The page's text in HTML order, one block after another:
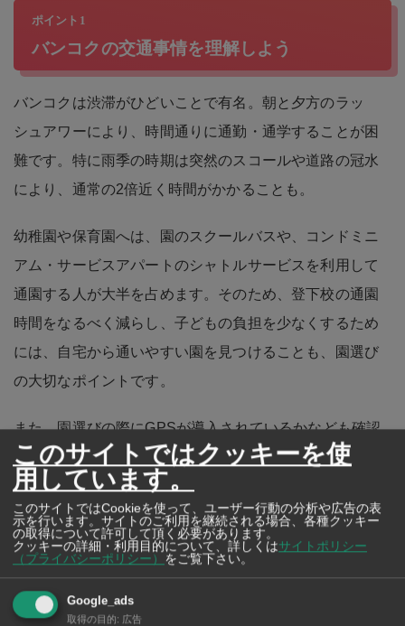
ポイント1
バンコクの交通事情を理解しよう
バンコクは渋滞がひどいことで有名。朝と夕方のラッ
シュアワーにより、時間通りに通勤・通学することが困
難です。特に雨季の時期は突然のスコールや道路の冠水
により、通常の2倍近く時間がかかることも。
幼稚園や保育園へは、園のスクールバスや、コンドミニ
アム・サービスアパートのシャトルサービスを利用して
通園する人が大半を占めます。そのため、登下校の通園
時間をなるべく減らし、子どもの負担を少なくするため
には、自宅から通いやすい園を見つけることも、園選び
の大切なポイントです。
また、園選びの際にGPSが導入されているかなども確認
すると良いでしょう。
渋滞などで帰りが遅くなってしまう場合でも、GPS機能
がついたスクールバスだと安心です。
このサイトではクッキーを使
用しています。
このサイトではCookieを使って、ユーザー行動の分析や広告の表
示を行います。サイトのご利用を継続される場合、各種クッキー
の取得について許可して頂く必要があります。
クッキーの詳細・利用目的について、詳しくはサイトポリシー
（プライバシーポリシー）
をご覧下さい。
Google_ads
取得の目的: 広告